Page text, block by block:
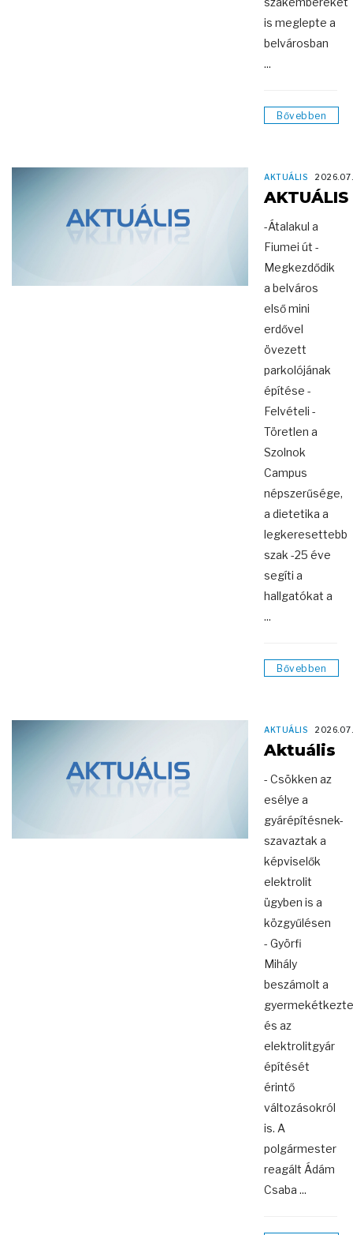
is meglepte a
belvárosban
...
Bővebben
AKTUÁLIS
AKTUÁLIS
-Átalakul a
Fiumei út -
Megkezdődik
a belváros
első mini
erdővel
övezett
parkolójának
építése -
Felvételi -
Töretlen a
Szolnok
Campus
népszerűsége,
a dietetika a
legkeresettebb
szak -25 éve
segíti a
hallgatókat a
...
Bővebben
AKTUÁLIS
Aktuális
- Csökken az
esélye a
gyárépítésnek-
szavaztak a
képviselők
elektrolit
ügyben is a
közgyűlésen
- Györfi
Mihály
beszámolt a
és az
elektrolitgyár
építését
érintő
változásokról
is. A
polgármester
reagált Ádám
Csaba ...